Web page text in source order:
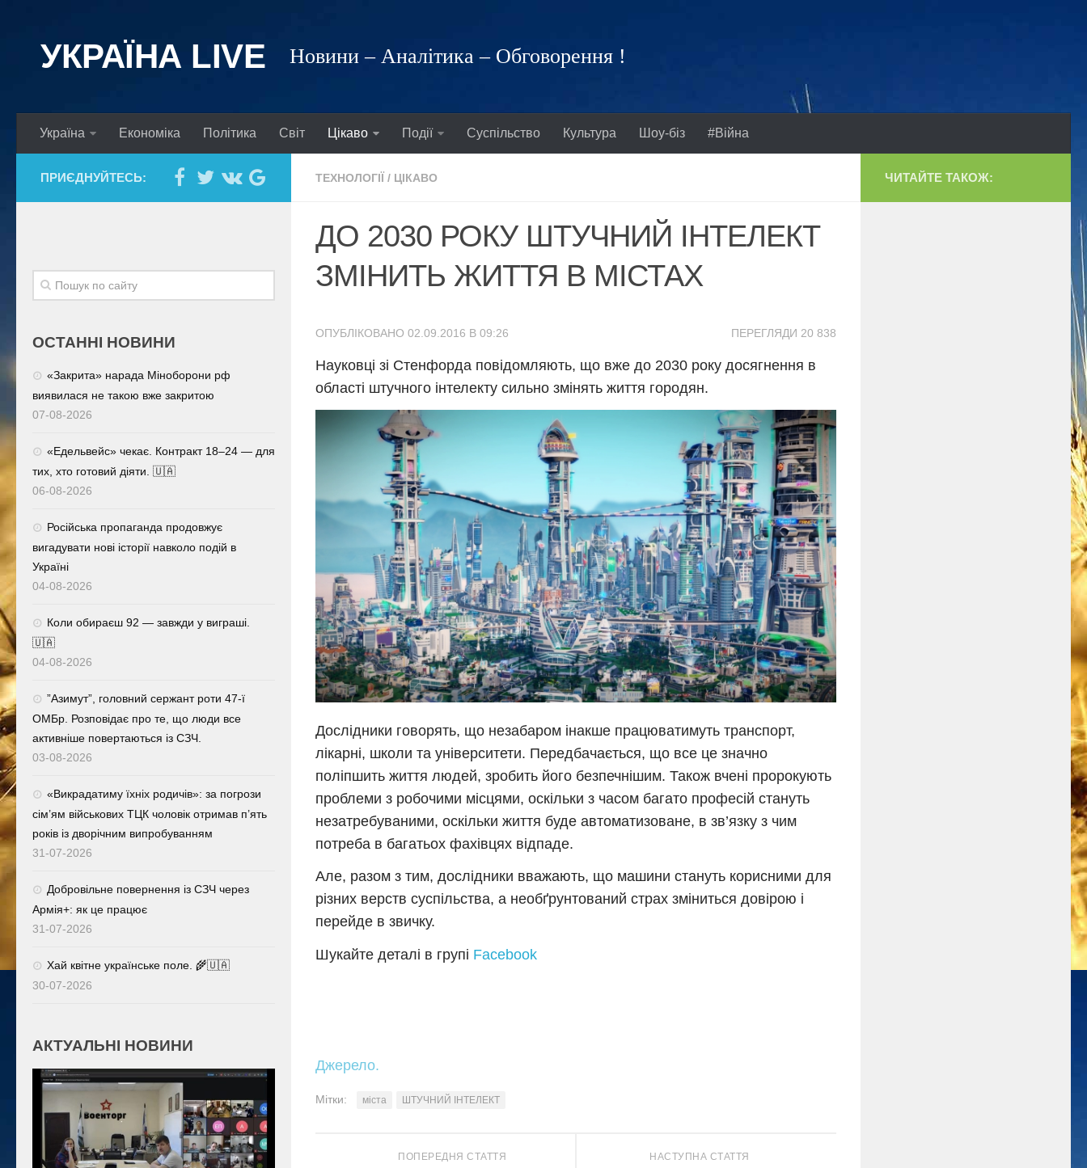
УКРАЇНА LIVE Новини – Аналітика – Обговорення !
Україна Економіка Політика Світ Цікаво Події Суспільство Культура Шоу-біз #Війна
ТЕХНОЛОГІЇ / ЦІКАВО
ДО 2030 РОКУ ШТУЧНИЙ ІНТЕЛЕКТ
ЗМІНИТЬ ЖИТТЯ В МІСТАХ
ПЕРЕГЛЯДИ 20 838
ОПУБЛІКОВАНО 02.09.2016 В 09:26
Науковці зі Стенфорда повідомляють, що вже до 2030 року досягнення в
області штучного інтелекту сильно змінять життя городян.
Дослідники говорять, що незабаром інакше працюватимуть транспорт,
лікарні, школи та університети. Передбачається, що все це значно
поліпшить життя людей, зробить його безпечнішим. Також вчені пророкують
проблеми з робочими місцями, оскільки з часом багато професій стануть
незатребуваними, оскільки життя буде автоматизоване, в зв’язку з чим
потреба в багатьох фахівцях відпаде.
Але, разом з тим, дослідники вважають, що машини стануть корисними для
різних верств суспільства, а необґрунтований страх зміниться довірою і
перейде в звичку.
Шукайте деталі в групі Facebook
Джерело.
Мітки: міста ШТУЧНИЙ ІНТЕЛЕКТ
НАСТУПНА СТАТТЯ
ПОПЕРЕДНЯ СТАТТЯ
ПРИЄДНУЙТЕСЬ:
ОСТАННІ НОВИНИ
«Закрита» нарада Міноборони рф
виявилася не такою вже закритою
07-08-2026
«Едельвейс» чекає. Контракт 18–24 — для
тих, хто готовий діяти. 🇺🇦
06-08-2026
Російська пропаганда продовжує
вигадувати нові історії навколо подій в
Україні
04-08-2026
Коли обираєш 92 — завжди у виграші.
🇺🇦
04-08-2026
⁨”Азимут”, головний сержант роти 47-ї
ОМБр. Розповідає про те, що люди все
активніше повертаються із СЗЧ.
03-08-2026
«Викрадатиму їхніх родичів»: за погрози
сім’ям військових ТЦК чоловік отримав п’ять
років із дворічним випробуванням
31-07-2026
Добровільне повернення із СЗЧ через
Армія+: як це працює
31-07-2026
Хай квітне українське поле. 🌾🇺🇦
30-07-2026
АКТУАЛЬНІ НОВИНИ
ЧИТАЙТЕ ТАКОЖ: